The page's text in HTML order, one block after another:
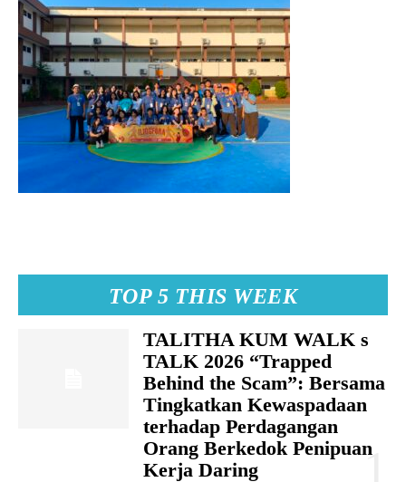
TOP 5 THIS WEEK
TALITHA KUM WALK s
TALK 2026 “Trapped
Behind the Scam”: Bersama
Tingkatkan Kewaspadaan
terhadap Perdagangan
Orang Berkedok Penipuan
Kerja Daring